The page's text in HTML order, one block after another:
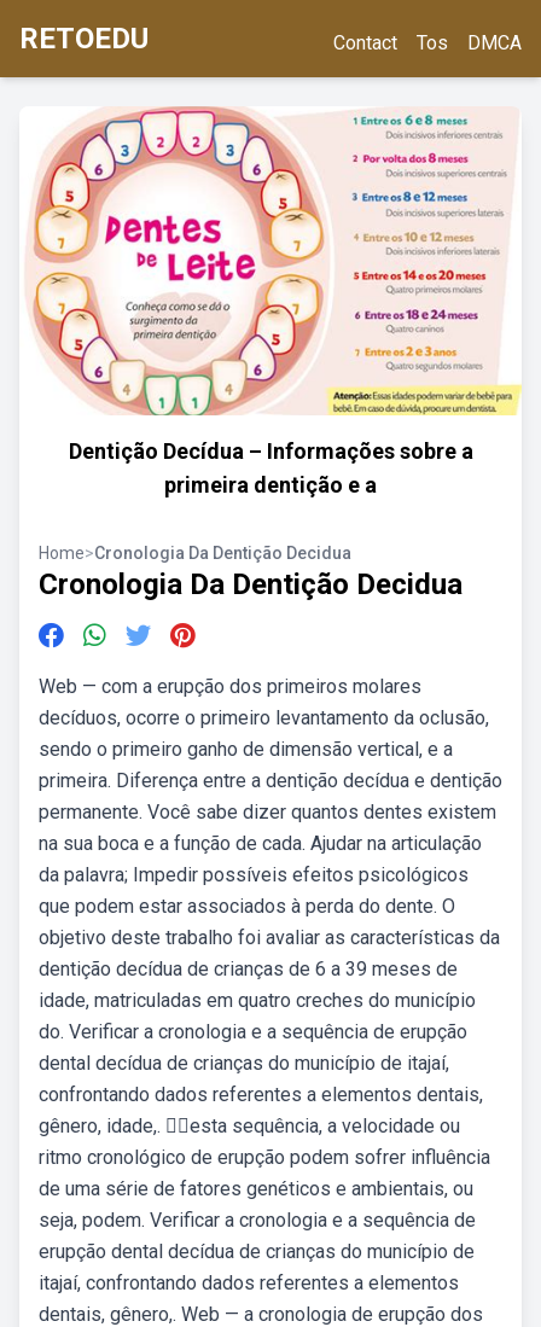
RETOEDU Contact Tos DMCA
Dentição Decídua – Informações sobre a
primeira dentição e a
Home>Cronologia Da Dentição Decidua
Cronologia Da Dentição Decidua
Web — com a erupção dos primeiros molares
decíduos, ocorre o primeiro levantamento da oclusão,
sendo o primeiro ganho de dimensão vertical, e a
primeira. Diferença entre a dentição decídua e dentição
permanente. Você sabe dizer quantos dentes existem
na sua boca e a função de cada. Ajudar na articulação
da palavra; Impedir possíveis efeitos psicológicos
que podem estar associados à perda do dente. O
objetivo deste trabalho foi avaliar as características da
dentição decídua de crianças de 6 a 39 meses de
idade, matriculadas em quatro creches do município
do. Verificar a cronologia e a sequência de erupção
dental decídua de crianças do município de itajaí,
confrontando dados referentes a elementos dentais,
gênero, idade,. 👉🏻esta sequência, a velocidade ou
ritmo cronológico de erupção podem sofrer influência
de uma série de fatores genéticos e ambientais, ou
seja, podem. Verificar a cronologia e a sequência de
erupção dental decídua de crianças do município de
itajaí, confrontando dados referentes a elementos
dentais, gênero,. Web — a cronologia de erupção dos